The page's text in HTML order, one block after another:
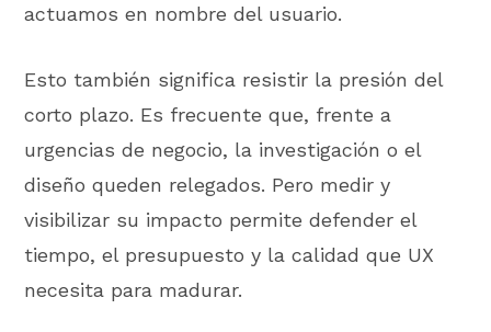
actuamos en nombre del usuario.
Esto también significa resistir la presión del
corto plazo. Es frecuente que, frente a
urgencias de negocio, la investigación o el
diseño queden relegados. Pero medir y
visibilizar su impacto permite defender el
tiempo, el presupuesto y la calidad que UX
necesita para madurar.